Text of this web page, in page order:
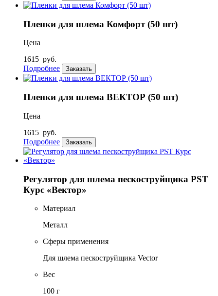
Пленки для шлема Комфорт (50 шт)
Цена
1615 руб.
Подробнее
Заказать
Пленки для шлема ВЕКТОР (50 шт)
Цена
1615 руб.
Подробнее
Заказать
Регулятор для шлема пескоструйщика PST
Курс «Вектор»
Материал
Металл
Сферы применения
Для шлема пескоструйщика Vector
Вес
100 г